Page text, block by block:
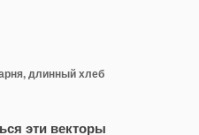
длинный хлеб
эти векторы